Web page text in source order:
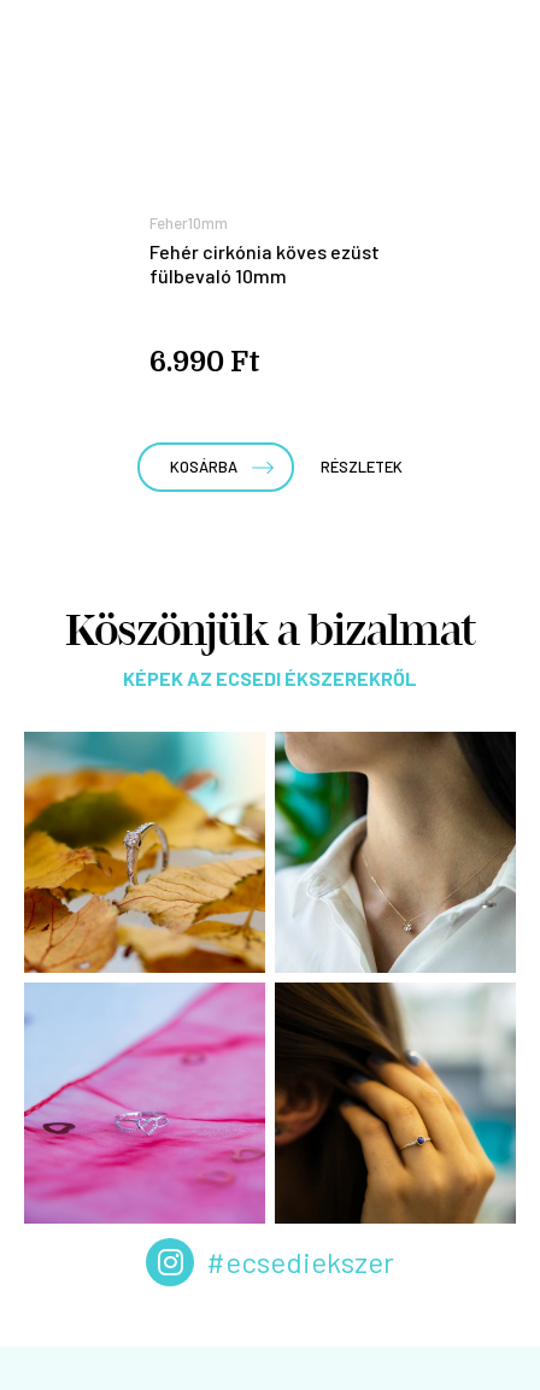
Feher10mm
Fehér cirkónia köves ezüst
fülbevaló 10mm
6.990 Ft
KOSÁRBA RÉSZLETEK
Köszönjük a bizalmat
KÉPEK AZ ECSEDI ÉKSZEREKRŐL
#ecsediekszer